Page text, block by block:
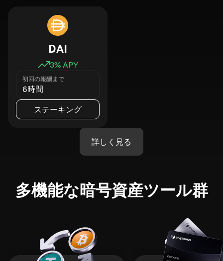
DAI
3% APY
初回の報酬まで
6時間
ステーキング
詳しく見る
多機能な暗号資産ツール群